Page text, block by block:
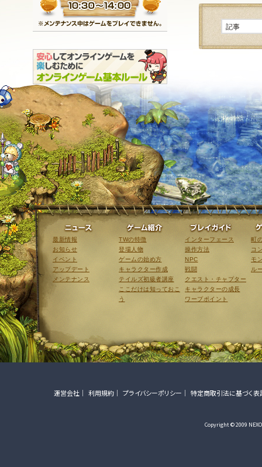
ニュース
最新情報
お知らせ
イベント
アップデート
メンテナンス
ゲーム紹介
TWの特徴
登場人物
ゲームの始め方
キャラクター作成
テイルズ初級者講座
ここだけは知っておこ
う
インターフェース
操作方法
NPC
戦闘
クエスト・チャプター
キャラクターの成長
ワープポイント
町
コ
モ
ル
運営会社 利用規約 プライバシーポリシー 特定商取引法に基づく表
Copyright © 2009